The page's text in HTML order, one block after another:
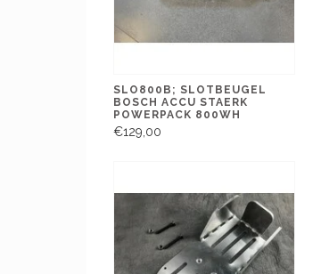
SLO800B; SLOTBEUGEL
BOSCH ACCU STAERK
POWERPACK 800WH
€129,00